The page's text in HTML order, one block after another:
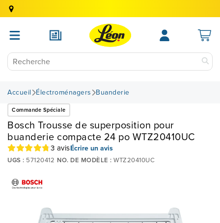
Accueil Électroménagers Buanderie
Commande Spéciale
Bosch Trousse de superposition pour
buanderie compacte 24 po WTZ20410UC
3 avisÉcrire un avis
UGS : 57120412 NO. DE MODÈLE : WTZ20410UC